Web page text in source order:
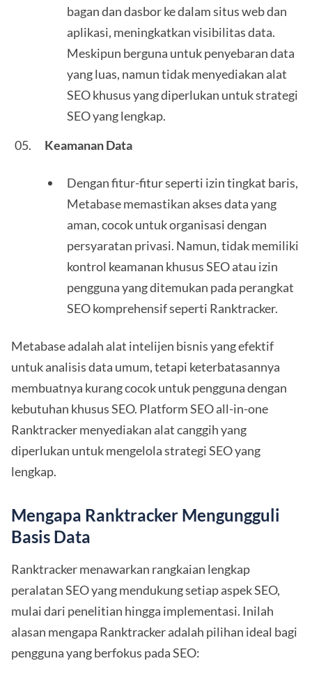
bagan dan dasbor ke dalam situs web dan
aplikasi, meningkatkan visibilitas data.
Meskipun berguna untuk penyebaran data
yang luas, namun tidak menyediakan alat
SEO khusus yang diperlukan untuk strategi
SEO yang lengkap.
Keamanan Data
Dengan fitur-fitur seperti izin tingkat baris,
Metabase memastikan akses data yang
aman, cocok untuk organisasi dengan
persyaratan privasi. Namun, tidak memiliki
kontrol keamanan khusus SEO atau izin
pengguna yang ditemukan pada perangkat
SEO komprehensif seperti Ranktracker.
Metabase adalah alat intelijen bisnis yang efektif
untuk analisis data umum, tetapi keterbatasannya
membuatnya kurang cocok untuk pengguna dengan
kebutuhan khusus SEO. Platform SEO all-in-one
Ranktracker menyediakan alat canggih yang
diperlukan untuk mengelola strategi SEO yang
lengkap.
Mengapa Ranktracker Mengungguli
Basis Data
Ranktracker menawarkan rangkaian lengkap
peralatan SEO yang mendukung setiap aspek SEO,
mulai dari penelitian hingga implementasi. Inilah
alasan mengapa Ranktracker adalah pilihan ideal bagi
pengguna yang berfokus pada SEO: